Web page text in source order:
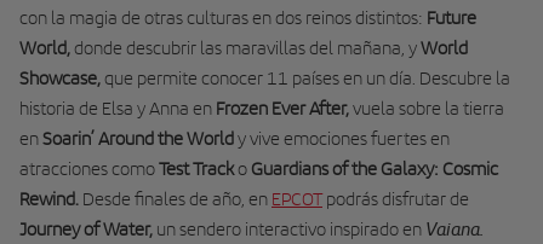
con la magia de otras culturas en dos reinos distintos: Future
World, donde descubrir las maravillas del mañana, yWorld
Showcase,que permite conocer 11 países en un día. Descubre la
historia de Elsa y Anna en Frozen Ever After,vuela sobre la tierra
enSoarin’ Around the Worldy vive emociones fuertes en
atracciones comoTest Tracko Guardians of the Galaxy: Cosmic
Rewind. Desde finales de año, en EPCOT podrás disfrutar de
Journey of Water, un sendero interactivo inspirado en Vaiana.